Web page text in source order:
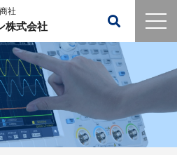
社
株式会社